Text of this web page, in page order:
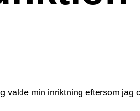
min inriktning eftersom